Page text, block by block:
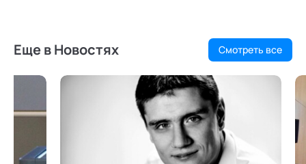
Еще в Новостях Смотреть все